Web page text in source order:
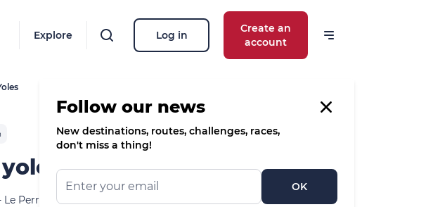
Explore Log in
Create an
account
Follow our news
New destinations, routes, challenges, races,
don't miss a thing!
OK
Perrier, Le Perrier